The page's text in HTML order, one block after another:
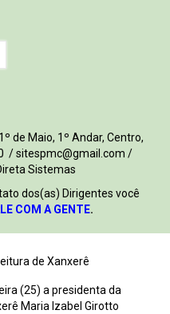
de Maio, 1º Andar, Centro,
/ sitespmc@gmail.com /
Sistemas
dos(as) Dirigentes você
COM A GENTE.
de Xanxerê
(25) a presidenta da
Maria Izabel Girotto